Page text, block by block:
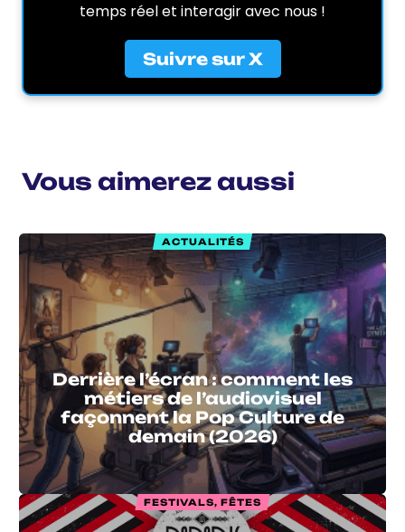
temps réel et interagir avec nous !
Suivre sur X
Vous aimerez aussi
ACTUALITÉS
Derrière l’écran : comment les
métiers de l’audiovisuel
façonnent la Pop Culture de
demain (2026)
FESTIVALS, FÊTES